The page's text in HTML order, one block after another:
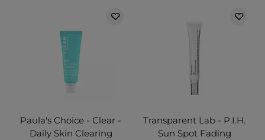
Paula's Choice - Clear -
Daily Skin Clearing
Transparent Lab - P.I.H.
Sun Spot Fading